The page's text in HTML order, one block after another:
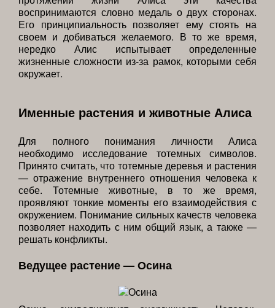
воспринимаются словно медаль о двух сторонах.
Его принципиальность позволяет ему стоять на
своем и добиваться желаемого. В то же время,
нередко Алис испытывает определенные
жизненные сложности из-за рамок, которыми себя
окружает.
Именные растения и животные Алиса
Для полного понимания личности Алиса
необходимо исследование тотемных символов.
Принято считать, что тотемные деревья и растения
— отражение внутреннего отношения человека к
себе. Тотемные животные, в то же время,
проявляют тонкие моменты его взаимодействия с
окружением. Понимание сильных качеств человека
позволяет находить с ним общий язык, а также —
решать конфликты.
Ведущее растение — Осина